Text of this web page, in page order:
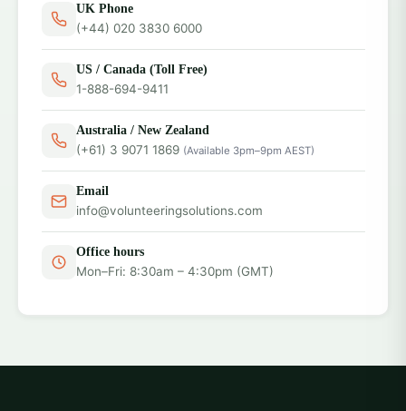
UK Phone
(+44) 020 3830 6000
US / Canada (Toll Free)
1-888-694-9411
Australia / New Zealand
(+61) 3 9071 1869 (Available 3pm–9pm AEST)
Email
info@volunteeringsolutions.com
Office hours
Mon–Fri: 8:30am – 4:30pm (GMT)